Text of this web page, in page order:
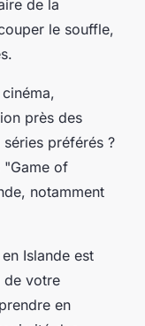
de la
le souffle,
près des
préférés ?
"Game of
notamment
Islande est
de votre
en